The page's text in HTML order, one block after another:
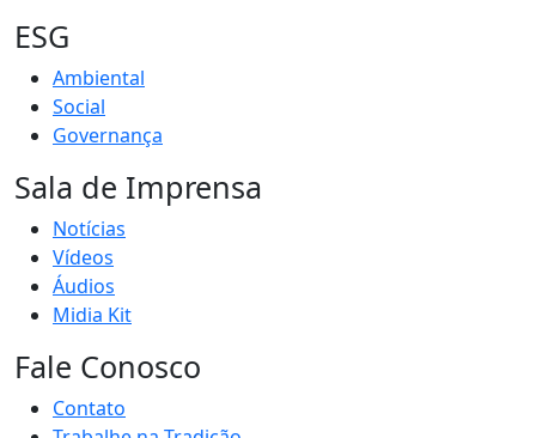
ESG
Ambiental
Social
Governança
Sala de Imprensa
Notícias
Vídeos
Áudios
Midia Kit
Fale Conosco
Contato